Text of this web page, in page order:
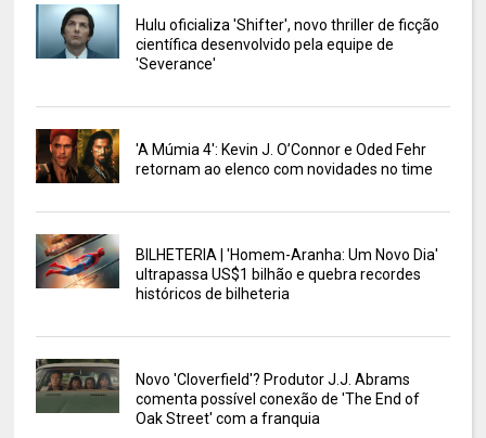
Hulu oficializa 'Shifter', novo thriller de ficção
científica desenvolvido pela equipe de
'Severance'
'A Múmia 4': Kevin J. O’Connor e Oded Fehr
retornam ao elenco com novidades no time
BILHETERIA | 'Homem-Aranha: Um Novo Dia'
ultrapassa US$1 bilhão e quebra recordes
históricos de bilheteria
Novo 'Cloverfield'? Produtor J.J. Abrams
comenta possível conexão de 'The End of
Oak Street' com a franquia